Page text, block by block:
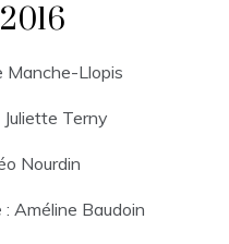
Manche-Llopis
Juliette Terny
Nourdin
: Améline Baudoin